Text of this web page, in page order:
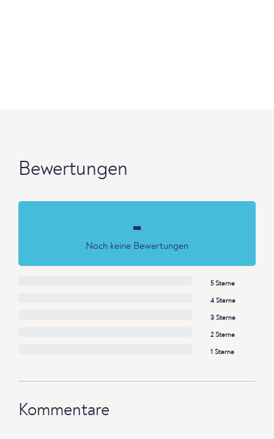
Bewertungen
-
Noch keine Bewertungen
5 Sterne
4 Sterne
3 Sterne
2 Sterne
1 Sterne
Kommentare